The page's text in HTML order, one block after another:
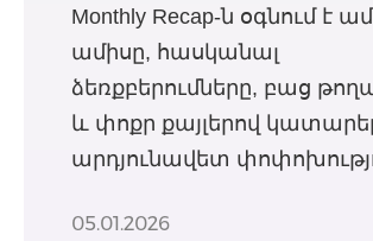
Monthly Recap-ն օգնում է
ամիսը, հասկանալ
ձեռքբերումները, բաց
և փոքր քայլերով կատարել
արդյունավետ
05.01.2026